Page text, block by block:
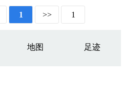
1 >> 1
地图 足迹